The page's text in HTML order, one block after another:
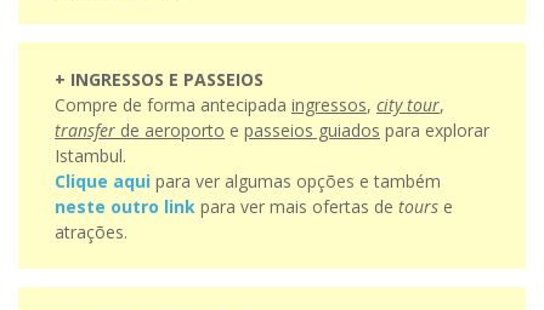
+ INGRESSOS E PASSEIOS
Compre de forma antecipada ingressos, city tour,
transfer de aeroporto e passeios guiados para explorar
Istambul.
Clique aqui para ver algumas opções e também
neste outro link para ver mais ofertas de tours e
atrações.